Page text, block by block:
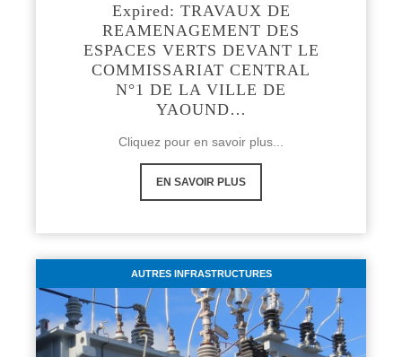
Expired: TRAVAUX DE
REAMENAGEMENT DES
ESPACES VERTS DEVANT LE
COMMISSARIAT CENTRAL
N°1 DE LA VILLE DE
YAOUND…
Cliquez pour en savoir plus...
EN SAVOIR PLUS
AUTRES INFRASTRUCTURES